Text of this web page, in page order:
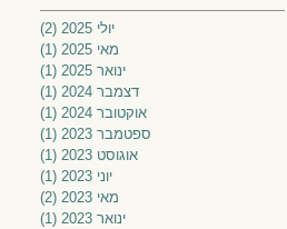
יולי 2025 (2)
מאי 2025
(1)
ינואר 2025
(1)
דצמבר 2024
(1)
אוקטובר 2024
(1)
ספטמבר 2023
(1)
אוגוסט 2023
(1)
יוני 2023
(1)
מאי 2023
(2)
ינואר 2023
(1)